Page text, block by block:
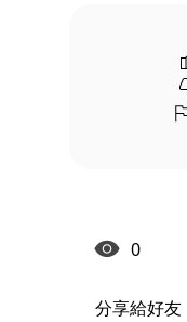
0
分享給好友